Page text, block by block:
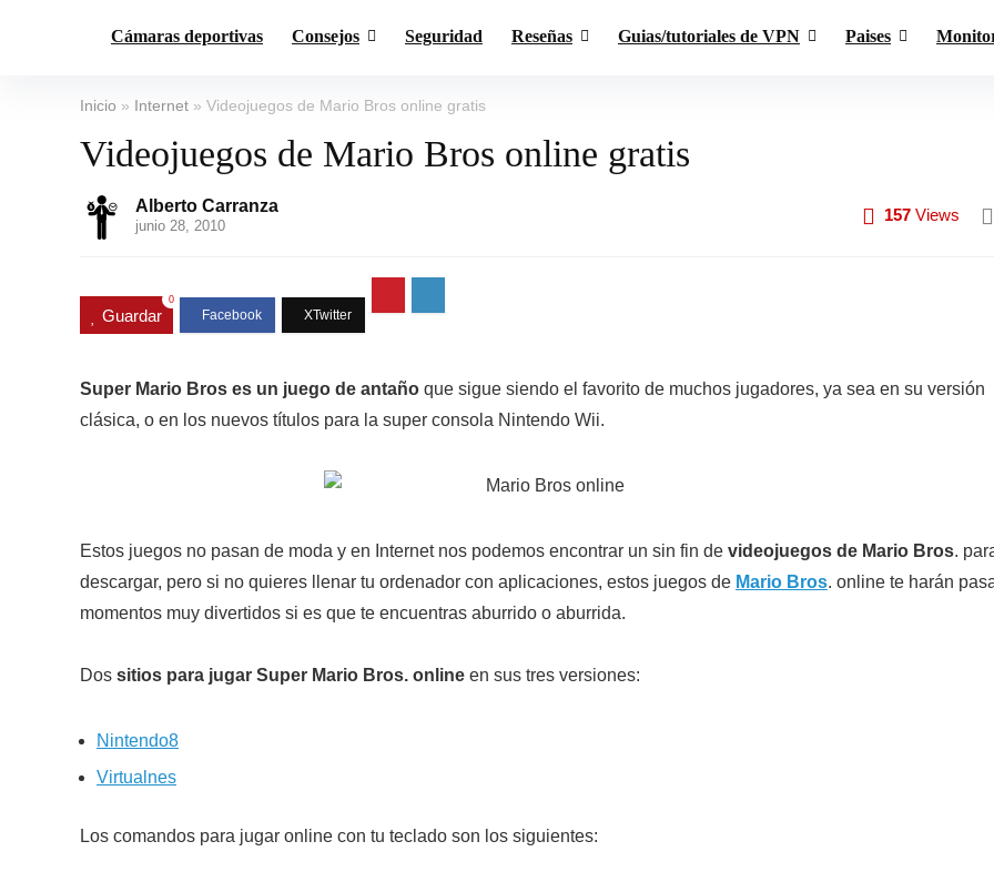
Cámaras deportivas Consejos Seguridad Reseñas Guias/tutoriales de VPN Paises
Inicio » Internet » Videojuegos de Mario Bros online gratis
Videojuegos de Mario Bros online gratis
Alberto Carranza
junio 28, 2010
157 Views
Guardar
0
Super Mario Bros es un juego de antaño que sigue siendo el favorito de muchos jugadores, ya sea en su versión
clásica, o en los nuevos títulos para la super consola Nintendo Wii.
Estos juegos no pasan de moda y en Internet nos podemos encontrar un sin fin de videojuegos de Mario Bros.
descargar, pero si no quieres llenar tu ordenador con aplicaciones, estos juegos de Mario Bros. online te harán
momentos muy divertidos si es que te encuentras aburrido o aburrida.
Dos sitios para jugar Super Mario Bros. online en sus tres versiones:
Nintendo8
Virtualnes
Los comandos para jugar online con tu teclado son los siguientes: